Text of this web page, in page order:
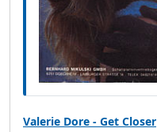
Valerie Dore - Get Closer